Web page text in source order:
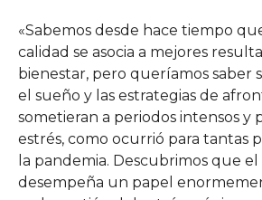
«Sabemos desde hace tiempo
calidad se asocia a mejores
bienestar, pero queríamos saber
el sueño y las estrategias de
sometieran a periodos intensos y
estrés, como ocurrió para tantas
la pandemia. Descubrimos que
desempeña un papel